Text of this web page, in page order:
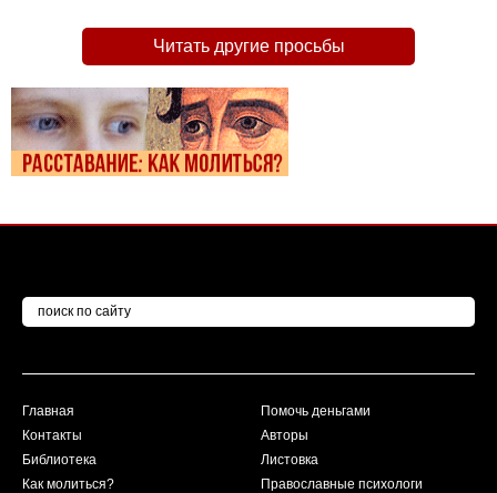
Читать другие просьбы
Главная
Контакты
Библиотека
Как молиться?
Помочь деньгами
Авторы
Листовка
Православные психологи